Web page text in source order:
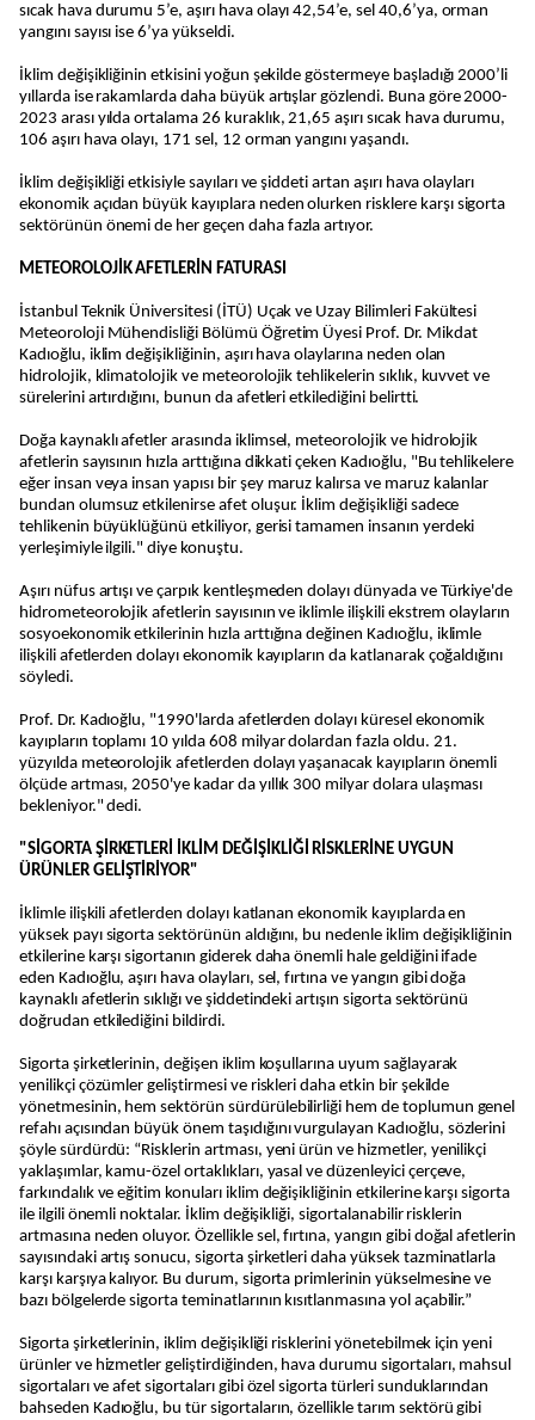
sıcak hava durumu 5’e, aşırı hava olayı 42,54’e, sel 40,6’ya, orman
yangını sayısı ise 6’ya yükseldi.
İklim değişikliğinin etkisini yoğun şekilde göstermeye başladığı 2000’li
yıllarda ise rakamlarda daha büyük artışlar gözlendi. Buna göre 2000-
2023 arası yılda ortalama 26 kuraklık, 21,65 aşırı sıcak hava durumu,
106 aşırı hava olayı, 171 sel, 12 orman yangını yaşandı.
İklim değişikliği etkisiyle sayıları ve şiddeti artan aşırı hava olayları
ekonomik açıdan büyük kayıplara neden olurken risklere karşı sigorta
sektörünün önemi de her geçen daha fazla artıyor.
METEOROLOJİK AFETLERİN FATURASI
İstanbul Teknik Üniversitesi (İTÜ) Uçak ve Uzay Bilimleri Fakültesi
Meteoroloji Mühendisliği Bölümü Öğretim Üyesi Prof. Dr. Mikdat
Kadıoğlu, iklim değişikliğinin, aşırı hava olaylarına neden olan
hidrolojik, klimatolojik ve meteorolojik tehlikelerin sıklık, kuvvet ve
sürelerini artırdığını, bunun da afetleri etkilediğini belirtti.
Doğa kaynaklı afetler arasında iklimsel, meteorolojik ve hidrolojik
afetlerin sayısının hızla arttığına dikkati çeken Kadıoğlu, "Bu tehlikelere
eğer insan veya insan yapısı bir şey maruz kalırsa ve maruz kalanlar
bundan olumsuz etkilenirse afet oluşur. İklim değişikliği sadece
tehlikenin büyüklüğünü etkiliyor, gerisi tamamen insanın yerdeki
yerleşimiyle ilgili." diye konuştu.
Aşırı nüfus artışı ve çarpık kentleşmeden dolayı dünyada ve Türkiye'de
hidrometeorolojik afetlerin sayısının ve iklimle ilişkili ekstrem olayların
sosyoekonomik etkilerinin hızla arttığına değinen Kadıoğlu, iklimle
ilişkili afetlerden dolayı ekonomik kayıpların da katlanarak çoğaldığını
söyledi.
Prof. Dr. Kadıoğlu, "1990'larda afetlerden dolayı küresel ekonomik
kayıpların toplamı 10 yılda 608 milyar dolardan fazla oldu. 21.
yüzyılda meteorolojik afetlerden dolayı yaşanacak kayıpların önemli
ölçüde artması, 2050'ye kadar da yıllık 300 milyar dolara ulaşması
bekleniyor." dedi.
"SİGORTA ŞİRKETLERİ İKLİM DEĞİŞİKLİĞİ RİSKLERİNE UYGUN
ÜRÜNLER GELİŞTİRİYOR"
İklimle ilişkili afetlerden dolayı katlanan ekonomik kayıplarda en
yüksek payı sigorta sektörünün aldığını, bu nedenle iklim değişikliğinin
etkilerine karşı sigortanın giderek daha önemli hale geldiğini ifade
eden Kadıoğlu, aşırı hava olayları, sel, fırtına ve yangın gibi doğa
kaynaklı afetlerin sıklığı ve şiddetindeki artışın sigorta sektörünü
doğrudan etkilediğini bildirdi.
Sigorta şirketlerinin, değişen iklim koşullarına uyum sağlayarak
yenilikçi çözümler geliştirmesi ve riskleri daha etkin bir şekilde
yönetmesinin, hem sektörün sürdürülebilirliği hem de toplumun genel
refahı açısından büyük önem taşıdığını vurgulayan Kadıoğlu, sözlerini
şöyle sürdürdü: “Risklerin artması, yeni ürün ve hizmetler, yenilikçi
yaklaşımlar, kamu-özel ortaklıkları, yasal ve düzenleyici çerçeve,
farkındalık ve eğitim konuları iklim değişikliğinin etkilerine karşı sigorta
ile ilgili önemli noktalar. İklim değişikliği, sigortalanabilir risklerin
artmasına neden oluyor. Özellikle sel, fırtına, yangın gibi doğal afetlerin
sayısındaki artış sonucu, sigorta şirketleri daha yüksek tazminatlarla
karşı karşıya kalıyor. Bu durum, sigorta primlerinin yükselmesine ve
bazı bölgelerde sigorta teminatlarının kısıtlanmasına yol açabilir.”
Sigorta şirketlerinin, iklim değişikliği risklerini yönetebilmek için yeni
ürünler ve hizmetler geliştirdiğinden, hava durumu sigortaları, mahsul
sigortaları ve afet sigortaları gibi özel sigorta türleri sunduklarından
bahseden Kadıoğlu, bu tür sigortaların, özellikle tarım sektörü gibi